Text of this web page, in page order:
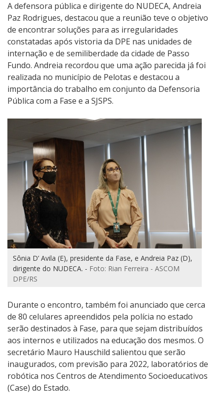
A defensora pública e dirigente do NUDECA, Andreia
Paz Rodrigues, destacou que a reunião teve o objetivo
de encontrar soluções para as irregularidades
constatadas após vistoria da DPE nas unidades de
internação e de semiliberdade da cidade de Passo
Fundo. Andreia recordou que uma ação parecida já foi
realizada no município de Pelotas e destacou a
importância do trabalho em conjunto da Defensoria
Pública com a Fase e a SJSPS.
Sônia D’ Avila (E), presidente da Fase, e Andreia Paz (D),
dirigente do NUDECA. - Foto: Rian Ferreira - ASCOM
DPE/RS
Durante o encontro, também foi anunciado que cerca
de 80 celulares apreendidos pela polícia no estado
serão destinados à Fase, para que sejam distribuídos
aos internos e utilizados na educação dos mesmos. O
secretário Mauro Hauschild salientou que serão
inaugurados, com previsão para 2022, laboratórios de
robótica nos Centros de Atendimento Socioeducativos
(Case) do Estado.